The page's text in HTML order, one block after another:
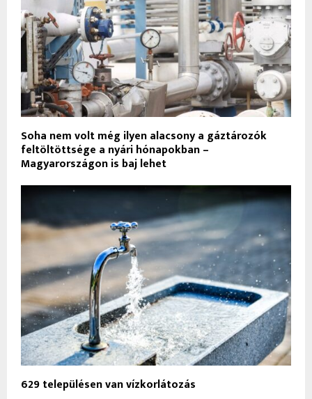
Soha nem volt még ilyen alacsony a gáztározók
feltöltöttsége a nyári hónapokban –
Magyarországon is baj lehet
629 településen van vízkorlátozás